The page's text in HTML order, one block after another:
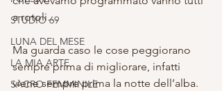
STUDIO 69
LUNA DEL MESE
LA MIA ARTE
SACRO FEMMINILE
a rotoli…
Ma guarda caso le cose peggiorano
sempre prima di migliorare, infatti
viene sempre prima la notte dell’alba.